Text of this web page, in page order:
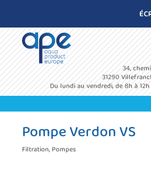
34,
31290
Du lundi au vendredi, de 8h à
Pompe Verdon VS
Filtration, Pompes